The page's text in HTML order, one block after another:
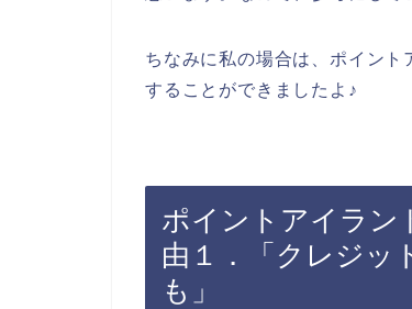
ちなみに私の場合は、ポイン
することができましたよ♪
ポイントアイラン
由１．「クレジッ
も」